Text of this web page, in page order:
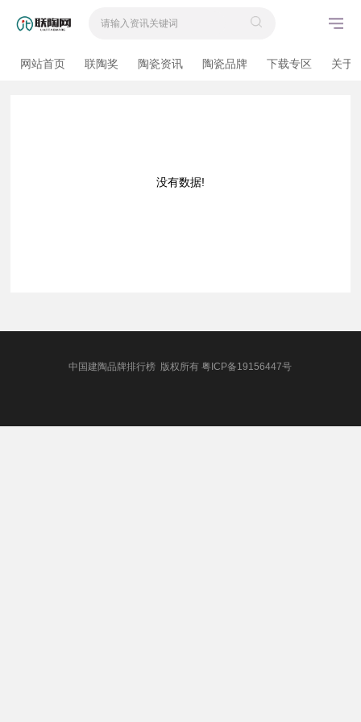
网站首页 联陶奖 陶瓷资讯 陶瓷品牌 下载专区 关于
没有数据!
中国建陶品牌排行榜 版权所有粤ICP备19156447号